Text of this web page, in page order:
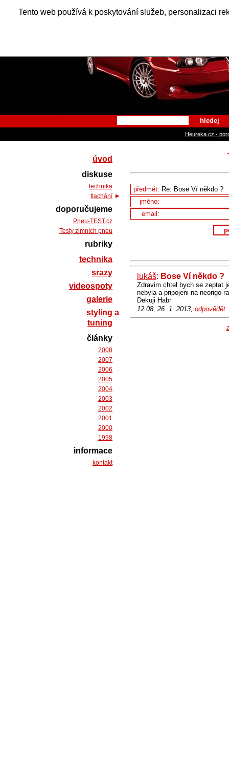
Tento web používá k poskytování služeb, personalizaci
Alfa
hledej
Heureka.cz -
předmět:
jméno:
email:
lukáš: Bose Ví někdo ?
Zdravim chtel bych se zeptat
nebyla a pripojeni na neorigo
Dekuji Habr
12.08, 26. 1. 2013, odpovědět
úvod
diskuse
technika
tlachání
doporučujeme
Pneu-TEST.cz
Testy zimních pneu
rubriky
technika
srazy
videospoty
galerie
styling a
tuning
články
2008
2007
2006
2005
2004
2003
2002
2001
2000
1998
informace
kontakt